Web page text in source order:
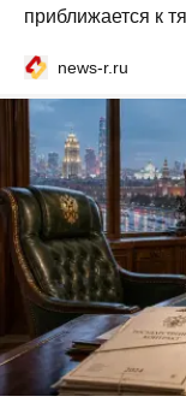
приближается к
news-r.ru